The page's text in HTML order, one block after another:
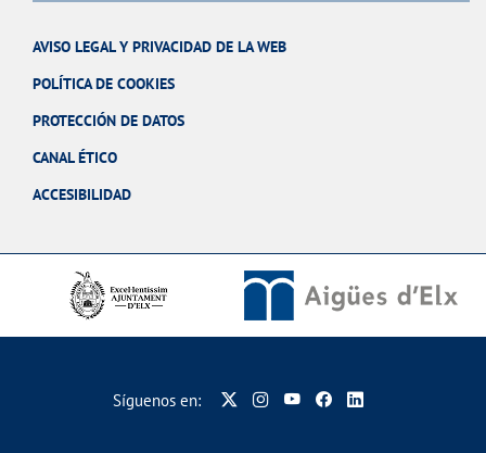
AVISO LEGAL Y PRIVACIDAD DE LA WEB
POLÍTICA DE COOKIES
PROTECCIÓN DE DATOS
CANAL ÉTICO
ACCESIBILIDAD
Síguenos en: